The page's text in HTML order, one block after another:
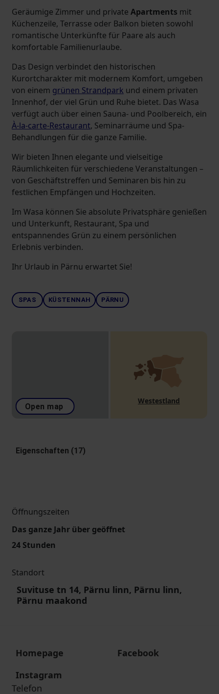
Geräumige Zimmer und private Apartments mit
Küchenzeile, Terrasse oder Balkon bieten sowohl
romantische Unterkünfte für Paare als auch
komfortable Familienurlaube.
Das Design verbindet den historischen
Kurortcharakter mit modernem Komfort, umgeben
von einem grünen Strandpark und einem privaten
Innenhof, der viel Grün und Ruhe bietet. Das Wasa
verfügt auch über einen Sauna- und Poolbereich, ein
À-la-carte-Restaurant, Seminarräume und Spa-
Behandlungen für die ganze Familie.
Wir bieten Ihnen elegante und vielseitige
Räumlichkeiten für verschiedene Veranstaltungen –
von Geschäftstreffen und Seminaren bis hin zu
festlichen Empfängen und Hochzeiten.
Im Wasa können Sie absolute Privatsphäre genießen
und Unterkunft, Restaurant, Spa und
entspannendes Grün zu einem persönlichen
Erlebnis verbinden.
Ihr Urlaub in Pärnu erwartet Sie!
SPAS KÜSTENNAH PÄRNU
Open map
Westestland
Eigenschaften (17)
Öffnungszeiten
Das ganze Jahr über geöffnet
24 Stunden
Standort
Suvituse tn 14, Pärnu linn, Pärnu linn,
Pärnu maakond
Homepage
Facebook
Instagram
Telefon